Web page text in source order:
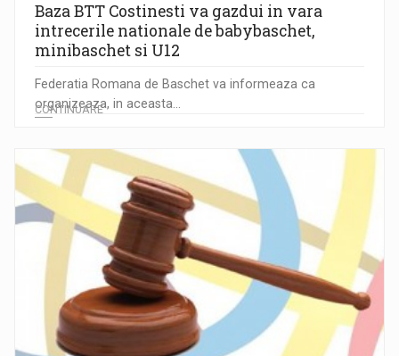
Baza BTT Costinesti va gazdui in vara
intrecerile nationale de babybaschet,
minibaschet si U12
Federatia Romana de Baschet va informeaza ca
organizeaza, in aceasta...
CONTINUARE